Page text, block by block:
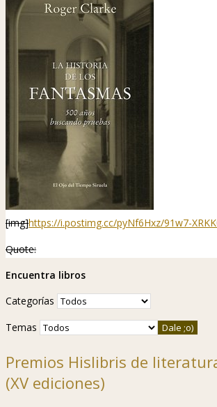
[img]https://i.postimg.cc/pyNf6Hxz/91w7-
Quote:
Encuentra libros
Categorías
Temas
Premios Hislibris de
(XV ediciones)